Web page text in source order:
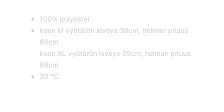
100% polyester
koon M vyötärön leveys 36cm, helman pituus
86cm
koon XL vyötärön leveys 39cm, helman pituus
89cm
30 °C